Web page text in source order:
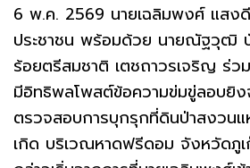
6 พ.ค. 2569 นายเฉลิมพงศ์ แสง
ประชาชน พร้อมด้วย นายณัฐวุฒิ บั
ร้อยตรีสมชาติ เตชถาวรเจริญ ร่
มีอิทธิพลโพสต์ข้อความข่มขู่ลอบยิง
ตรวจสอบการบุกรุกที่ดินป่าสงวนแ
เกิด บริเวณหาดฟรีดอม จังหวัดภู